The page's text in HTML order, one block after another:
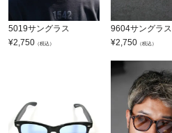
5019サングラス
¥2,750 （税込）
9604サングラス
¥2,750（税込）